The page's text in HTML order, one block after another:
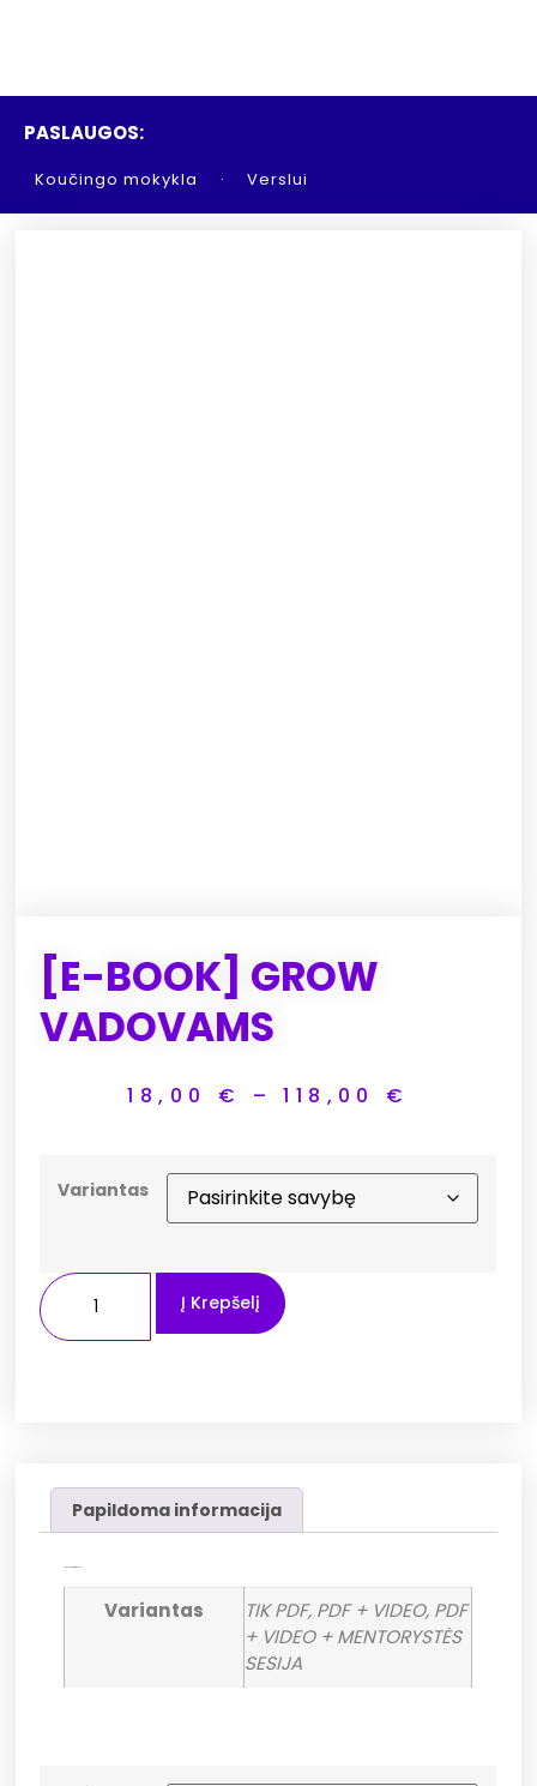
PASLAUGOS:
Koučingo mokykla Verslui
[E-BOOK] GROW
VADOVAMS
18,00 € –118,00 €
Variantas
Į Krepšelį
Papildoma informacija
Variantas
TIK PDF, PDF + VIDEO, PDF
+ VIDEO + MENTORYSTĖS
SESIJA